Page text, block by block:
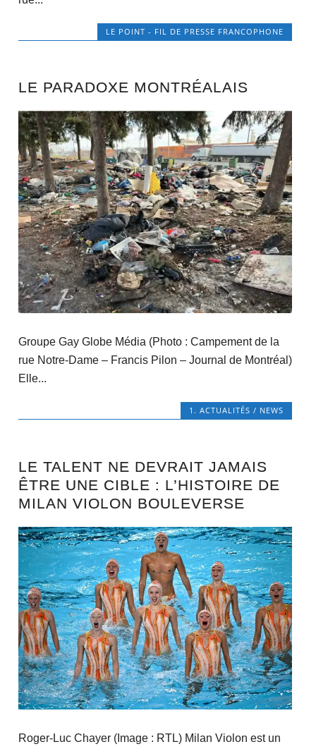
LE POINT - FIL DE PRESSE FRANCOPHONE
LE PARADOXE MONTRÉALAIS
Groupe Gay Globe Média (Photo : Campement de la
rue Notre-Dame – Francis Pilon – Journal de Montréal)
Elle...
1. ACTUALITÉS / NEWS
LE TALENT NE DEVRAIT JAMAIS
ÊTRE UNE CIBLE : L’HISTOIRE DE
MILAN VIOLON BOULEVERSE
Roger-Luc Chayer (Image : RTL) Milan Violon est un